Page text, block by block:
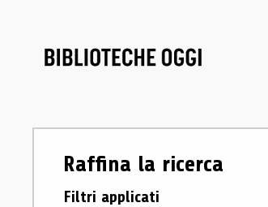
Raffina la ricerca
Filtri applicati